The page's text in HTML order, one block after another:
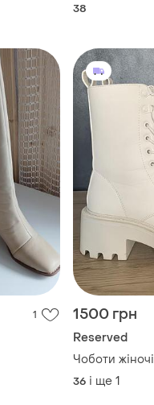
38
1 1500 грн
Reserved
Чоботи жіночі
36 і ще 1